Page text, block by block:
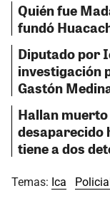
Quién fue
fundó
Diputado por
investigación
Gastón
Hallan
desaparecido
tiene a dos
Temas: Ica